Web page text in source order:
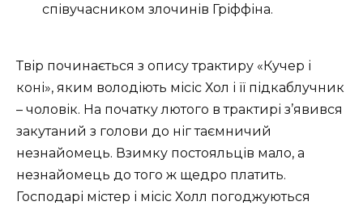
співучасником злочинів Гріффіна.
Твір починається з опису трактиру «Кучер і
коні», яким володіють місіс Хол і її підкаблучник
– чоловік. На початку лютого в трактирі з’явився
закутаний з голови до ніг таємничий
незнайомець. Взимку постояльців мало, а
незнайомець до того ж щедро платить.
Господарі містер і місіс Холл погоджуються